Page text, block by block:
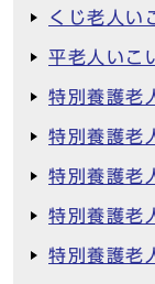
くじ老人い
平老人いこ
特別養護老
特別養護老
特別養護老
特別養護老
特別養護老